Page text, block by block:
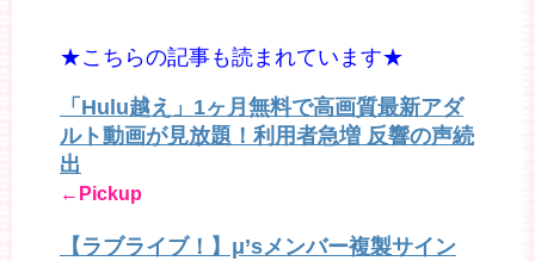
★こちらの記事も読まれています★
「Hulu越え」1ヶ月無料で高画質最新アダ
ルト動画が見放題！利用者急増 反響の声続
出
←Pickup
【ラブライブ！】μ’sメンバー複製サイン